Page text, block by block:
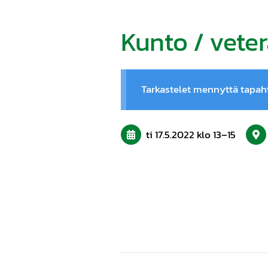
Kunto /
Tarkastelet mennyttä
ti 17.5.2022 klo 13–15